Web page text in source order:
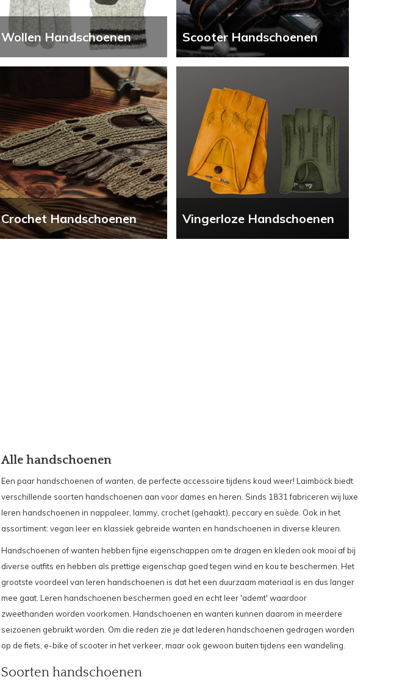
Wollen Handschoenen Scooter Handschoenen
Crochet Handschoenen Vingerloze Handschoenen
Alle handschoenen
Een paar handschoenen of wanten, de perfecte accessoire tijdens koud weer! Laimböck biedt
verschillende soorten handschoenen aan voor dames en heren. Sinds 1831 fabriceren wij luxe
leren handschoenen in nappaleer, lammy, crochet(gehaakt), peccaryen suède. Ook in het
assortiment: vegan leeren klassiek gebreide wanten en handschoenen in diverse kleuren.
Handschoenen of wanten hebben fijne eigenschappen om te dragen en kleden ook mooi af bij
diverse outfits en hebben als prettige eigenschap goed tegen wind en kou te beschermen. Het
grootste voordeel van leren handschoenen is dat het een duurzaam materiaal is en dus langer
mee gaat. Leren handschoenen beschermen goed en echt leer 'ademt' waardoor
zweethanden worden voorkomen. Handschoenen en wanten kunnen daarom in meerdere
seizoenen gebruikt worden. Om die reden zie je dat lederen handschoenen gedragen worden
op de fiets, e-bike of scooter in het verkeer, maar ook gewoon buiten tijdens een wandeling.
Soorten handschoenen